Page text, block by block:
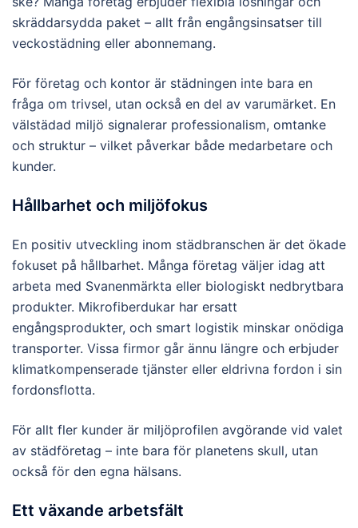
skräddarsydda paket – allt från engångsinsatser till
veckostädning eller abonnemang.
För företag och kontor är städningen inte bara en
fråga om trivsel, utan också en del av varumärket. En
välstädad miljö signalerar professionalism, omtanke
och struktur – vilket påverkar både medarbetare och
kunder.
Hållbarhet och miljöfokus
En positiv utveckling inom städbranschen är det ökade
fokuset på hållbarhet. Många företag väljer idag att
arbeta med Svanenmärkta eller biologiskt nedbrytbara
produkter. Mikrofiberdukar har ersatt
engångsprodukter, och smart logistik minskar onödiga
transporter. Vissa firmor går ännu längre och erbjuder
klimatkompenserade tjänster eller eldrivna fordon i sin
fordonsflotta.
För allt fler kunder är miljöprofilen avgörande vid valet
av städföretag – inte bara för planetens skull, utan
också för den egna hälsans.
Ett växande arbetsfält